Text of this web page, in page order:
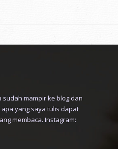
mampir ke blog dan
yang saya tulis dapat
membaca. Instagram: